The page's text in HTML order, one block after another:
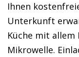
Ihnen
Unterkunft
Küche mit
Mikrowelle.